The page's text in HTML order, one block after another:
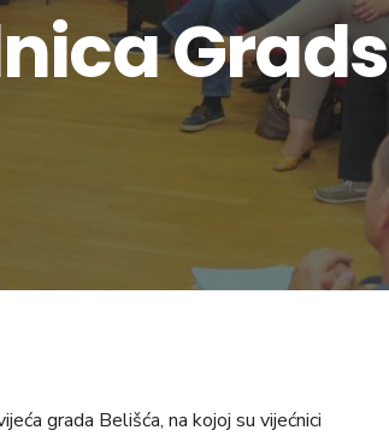
grada Belišća, na kojoj su vijećnici